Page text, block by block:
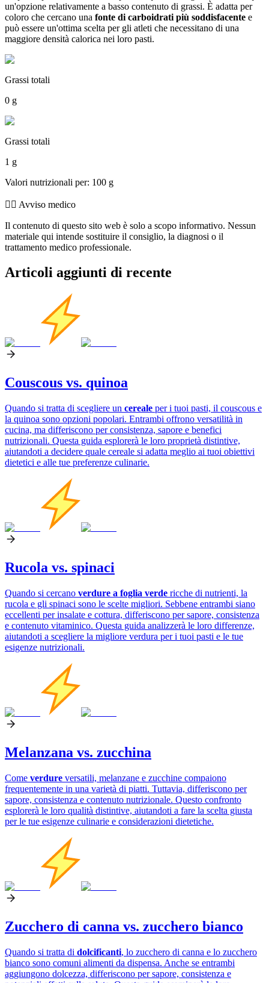
un'opzione relativamente a basso contenuto di grassi. È adatta per
coloro che cercano una fonte di carboidrati più soddisfacente e
può essere un'ottima scelta per gli atleti che necessitano di una
maggiore densità calorica nei loro pasti.
Grassi totali
0 g
Grassi totali
1 g
Valori nutrizionali per: 100 g
👨‍⚕️️ Avviso medico
Il contenuto di questo sito web è solo a scopo informativo. Nessun
materiale qui intende sostituire il consiglio, la diagnosi o il
trattamento medico professionale.
Articoli aggiunti di recente
Couscous vs. quinoa
Quando si tratta di scegliere un cereale per i tuoi pasti, il couscous e
la quinoa sono opzioni popolari. Entrambi offrono versatilità in
cucina, ma differiscono per consistenza, sapore e benefici
nutrizionali. Questa guida esplorerà le loro proprietà distintive,
aiutandoti a decidere quale cereale si adatta meglio ai tuoi obiettivi
dietetici e alle tue preferenze culinarie.
Rucola vs. spinaci
Quando si cercano verdure a foglia verde ricche di nutrienti, la
rucola e gli spinaci sono le scelte migliori. Sebbene entrambi siano
eccellenti per insalate e cottura, differiscono per sapore, consistenza
e contenuto vitaminico. Questa guida analizzerà le loro differenze,
aiutandoti a scegliere la migliore verdura per i tuoi pasti e le tue
esigenze nutrizionali.
Melanzana vs. zucchina
Come verdure versatili, melanzane e zucchine compaiono
frequentemente in una varietà di piatti. Tuttavia, differiscono per
sapore, consistenza e contenuto nutrizionale. Questo confronto
esplorerà le loro qualità distintive, aiutandoti a fare la scelta giusta
per le tue esigenze culinarie e considerazioni dietetiche.
Zucchero di canna vs. zucchero bianco
Quando si tratta di dolcificanti, lo zucchero di canna e lo zucchero
bianco sono comuni alimenti da dispensa. Anche se entrambi
aggiungono dolcezza, differiscono per sapore, consistenza e